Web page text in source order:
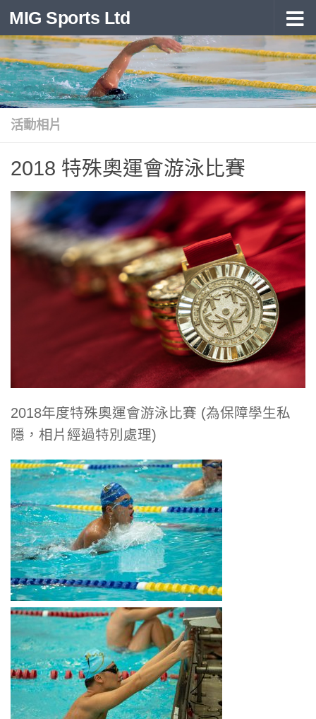
Skip to content
MIG Sports Ltd
活動相片
2018 特殊奧運會游泳比賽
2018年度特殊奧運會游泳比賽 (為保障學生私
隱，相片經過特別處理)